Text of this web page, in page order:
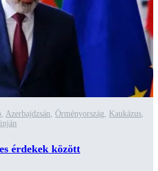
Azerbajdzsán Örményország Kaukázus
érdekek között